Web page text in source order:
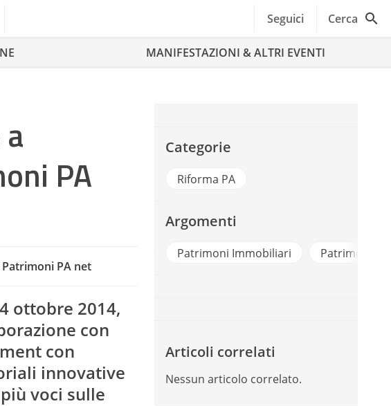
Seguici Cerca
MANIFESTAZIONI & ALTRI EVENTI
PA
Patrimoni PA net
ottobre 2014,
con
con
innovative
voci sulle
Categorie
Riforma PA
Argomenti
Patrimoni Immobiliari Patrimoni
Articoli correlati
Nessun articolo correlato.